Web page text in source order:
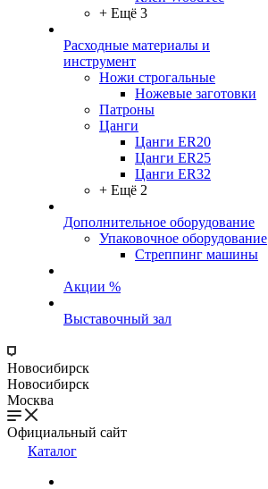
+ Ещё 3
Расходные материалы и
инструмент
Ножи строгальные
Ножевые заготовки
Патроны
Цанги
Цанги ER20
Цанги ER25
Цанги ER32
+ Ещё 2
Дополнительное оборудование
Упаковочное оборудование
Стреппинг машины
Акции %
Выставочный зал
Новосибирск
Новосибирск
Москва
Официальный сайт
Каталог